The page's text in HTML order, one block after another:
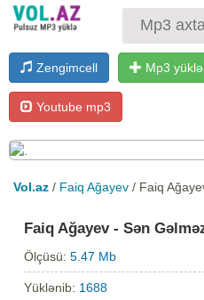
Zengimcell Mp3 yüklə
Youtube mp3
Vol.az / Faiq Ağayev / Faiq
Faiq Ağayev - Sən
Ölçüsü:5.47 Mb
Yüklənib: 1688